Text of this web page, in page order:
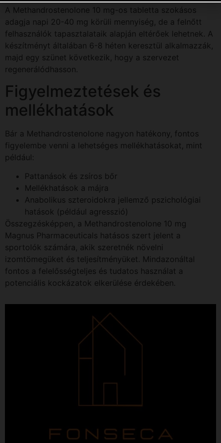
A Methandrostenolone 10 mg-os tabletta szokásos
adagja napi 20-40 mg körüli mennyiség, de a felnőtt
felhasználók tapasztalataik alapján eltérőek lehetnek. A
készítményt általában 6-8 héten keresztül alkalmazzák,
majd egy szünet következik, hogy a szervezet
regenerálódhasson.
Figyelmeztetések és
mellékhatások
Bár a Methandrostenolone nagyon hatékony, fontos
figyelembe venni a lehetséges mellékhatásokat, mint
például:
Pattanások és zsíros bőr
Mellékhatások a májra
Anabolikus szteroidokra jellemző pszichológiai
hatások (például agresszió)
Összegzésképpen, a Methandrostenolone 10 mg
Magnus Pharmaceuticals hatásos szert jelent a
sportolók számára, akik szeretnék növelni
izomtömegüket és teljesítményüket. Mindazonáltal
fontos a felelősségteljes és tudatos használat a
potenciális kockázatok elkerülése érdekében.